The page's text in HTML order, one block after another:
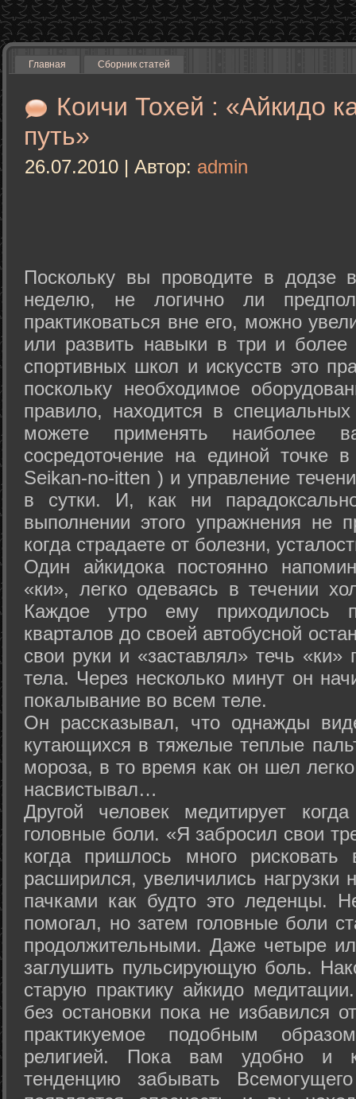
Главная Сборник статей
Коичи Тохей : «Айкидо
путь»
26.07.2010 | Автор: admin
Поскольку вы проводите в додзе
неделю, не логично ли
практиковаться вне его, можно
или развить навыки в три и
спортивных школ и искусств это
поскольку необходимое
правило, находится в
можете применять наиболее
сосредоточение на единой точке
Seikan-­no-­itten ) и управление
в сутки. И, как ни
выполнении этого упражнения не
когда страдаете от болезни,
Один айкидока постоянно
«ки», легко одеваясь в течении
Каждое утро ему приходилось
кварталов до своей автобусной
свои руки и «заставлял» течь «ки»
тела. Через несколько минут он
покалывание во всем теле.
Он рассказывал, что однажды
кутающихся в тяжелые теплые
мороза, в то время как он шел
насвистывал…
Другой человек медитирует
головные боли. «Я забросил свои
когда пришлось много
расширился, увеличились нагрузки
пачками как будто это леденцы.
помогал, но затем головные боли
продолжительными. Даже четыре
заглушить пульсирующую боль.
старую практику айкидо
без остановки пока не избавился
практикуемое подобным
религией. Пока вам удобно и
тенденцию забывать